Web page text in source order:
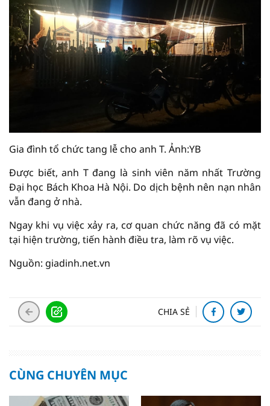
Gia đình tổ chức tang lễ cho anh T. Ảnh:YB
Được biết, anh T đang là sinh viên năm nhất Trường
Đại học Bách Khoa Hà Nội. Do dịch bệnh nên nạn nhân
vẫn đang ở nhà.
Ngay khi vụ việc xảy ra, cơ quan chức năng đã có mặt
tại hiện trường, tiến hành điều tra, làm rõ vụ việc.
Nguồn: giadinh.net.vn
CHIA SẺ
CÙNG CHUYÊN MỤC